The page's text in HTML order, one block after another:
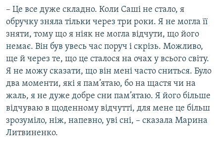
– Це все дуже складно. Коли Саші не стало, я
обручку зняла тільки через три роки. Я не могла її
зняти, тому що я ніяк не могла відчути, що його
немає. Він був увесь час поруч і скрізь. Можливо,
ще й через те, що це сталося на очах у всього світу.
Я не можу сказати, що він мені часто сниться. Було
два моменти, які я пам’ятаю, бо на щастя чи на
жаль, я не дуже добре сни пам’ятаю. Я його більше
відчуваю в щоденному відчутті, для мене це більш
зрозуміло, ніж, напевно, уві сні, – сказала Марина
Литвиненко.